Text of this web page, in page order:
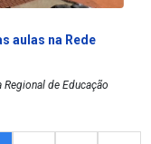
aulas na Rede
de Educação